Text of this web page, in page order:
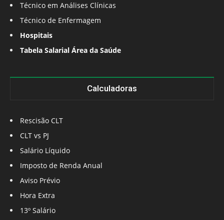
Técnico em Análises Clínicas
Técnico de Enfermagem
Hospitais
Tabela Salarial Área da Saúde
Calculadoras
Rescisão CLT
CLT vs PJ
Salário Líquido
Imposto de Renda Anual
Aviso Prévio
Hora Extra
13º Salário